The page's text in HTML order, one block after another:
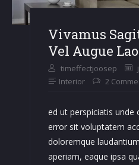
Vivamus
Vel Augue
timeffectjoosep
Interior
2
ed ut perspiciatis unde
error sit voluptatem
doloremque
aperiam, eaque ipsa